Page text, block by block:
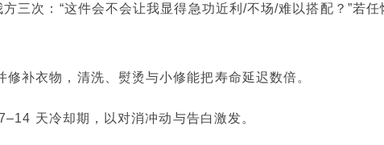
三次：“这件会不会让我显得急功近利/不场/难以搭配？”若任
补衣物，清洗、熨烫与小修能把寿命延迟数倍。
天冷却期，以对消冲动与告白激发。